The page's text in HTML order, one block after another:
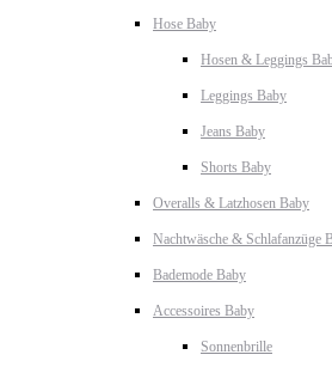
Hose Baby
Hosen & Leggings
Leggings Baby
Jeans Baby
Shorts Baby
Overalls & Latzhosen Baby
Nachtwäsche & Schlafanzüge
Bademode Baby
Accessoires Baby
Sonnenbrille